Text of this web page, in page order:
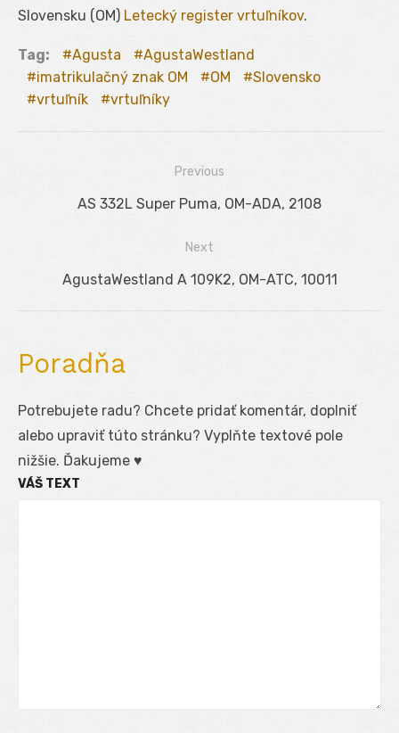
Slovensku (OM) Letecký register vrtuľníkov.
Tag: Agusta
AgustaWestland
imatrikulačný znak OM
OM
Slovensko
vrtuľník
vrtuľníky
Navigácia
Previous
Previous
AS 332L Super Puma, OM-ADA, 2108
Next
Next
AgustaWestland A 109K2, OM-ATC, 10011
Poradňa
Potrebujete radu? Chcete pridať komentár, doplniť
alebo upraviť túto stránku? Vyplňte textové pole
nižšie. Ďakujeme ♥
VÁŠ TEXT